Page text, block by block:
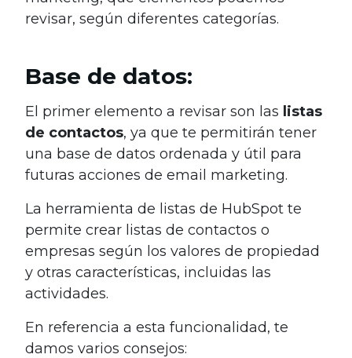
revisar, según diferentes categorías.
Base de datos:
El primer elemento a revisar son las listas
de contactos, ya que te permitirán tener
una base de datos ordenada y útil para
futuras acciones de email marketing.
La herramienta de listas de HubSpot te
permite crear listas de contactos o
empresas según los valores de propiedad
y otras características, incluidas las
actividades.
En referencia a esta funcionalidad, te
damos varios consejos: